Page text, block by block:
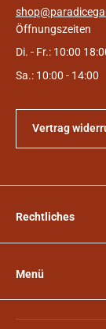
Öffnungszeiten
Di. - Fr.: 10:00
Sa.: 10:00 - 14:00
Vertrag
Rechtliches
Menü